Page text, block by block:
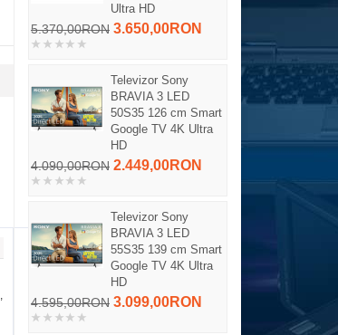
Ultra HD
5.370,00RON 3.650,00RON
Televizor Sony
BRAVIA 3 LED
50S35 126 cm Smart
Google TV 4K Ultra
HD
4.090,00RON 2.449,00RON
Televizor Sony
BRAVIA 3 LED
55S35 139 cm Smart
Google TV 4K Ultra
HD
4.595,00RON 3.099,00RON